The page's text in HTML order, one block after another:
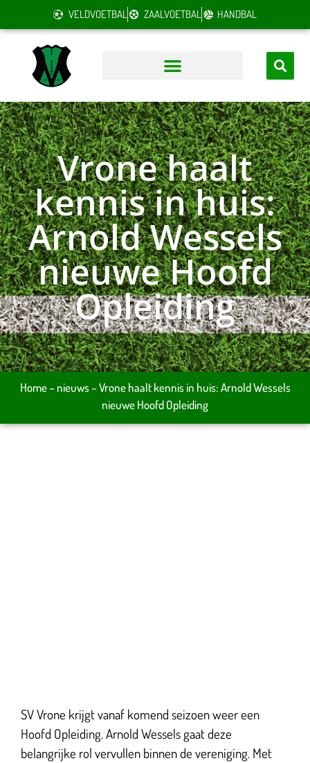
VELDVOETBAL ZAALVOETBAL HANDBAL
Vrone haalt
kennis in huis:
Arnold Wessels
nieuwe Hoofd
Opleiding
Home– nieuws–Vrone haalt kennis in huis: Arnold Wessels
nieuwe Hoofd Opleiding
SV Vrone krijgt vanaf komend seizoen weer een
Hoofd Opleiding. Arnold Wessels gaat deze
belangrijke rol vervullen binnen de vereniging. Met